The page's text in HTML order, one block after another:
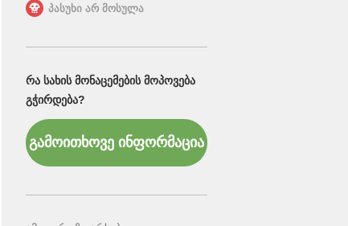
პასუხი არ მოსულა
ᲠᲐ ᲡᲐᲮᲘᲡ ᲛᲝᲜᲐᲪᲔᲛᲔᲑᲘᲡ ᲛᲝᲞᲝᲕᲔᲑᲐ
ᲒᲭᲘᲠᲓᲔᲑᲐ?
გამოითხოვე ინფორმაცია